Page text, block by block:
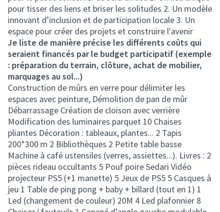
pour tisser des liens et briser les solitudes 2. Un modèle
innovant d’inclusion et de participation locale 3. Un
espace pour créer des projets et construire l'avenir
Je liste de manière précise les différents coûts qui
seraient financés par le budget participatif (exemple
: préparation du terrain, clôture, achat de mobilier,
marquages au sol...)
Construction de mûrs en verre pour délimiter les
espaces avec peinture, Démolition de pan de mûr
Débarrassage Création de cloison avec verrière
Modification des luminaires parquet 10 Chaises
pliantes Décoration : tableaux, plantes... 2 Tapis
200*300 m 2 Bibliothèques 2 Petite table basse
Machine à café ustensiles (verres, assiettes...). Livres : 2
pièces rideau occultants 5 Pouf poire Sedari Vidéo
projecteur PS5 (+1 manette) 5 Jeux de PS5 5 Casques à
jeu 1 Table de ping pong + baby + billard (tout en 1) 1
Led (changement de couleur) 20M 4 Led plafonnier 8